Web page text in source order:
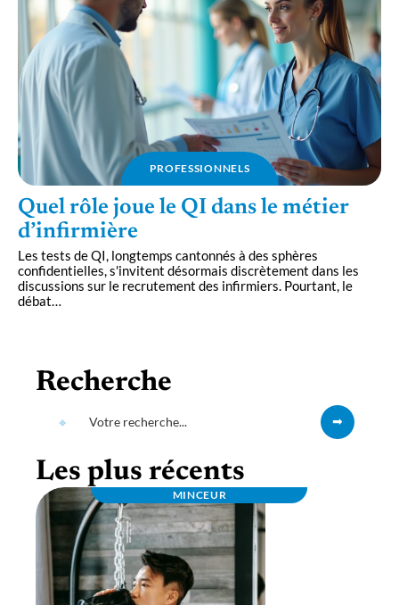
PROFESSIONNELS
Quel rôle joue le QI dans le métier
d’infirmière
Les tests de QI, longtemps cantonnés à des sphères
confidentielles, s'invitent désormais discrètement dans les
discussions sur le recrutement des infirmiers. Pourtant, le
débat…
Recherche
Les plus récents
MINCEUR